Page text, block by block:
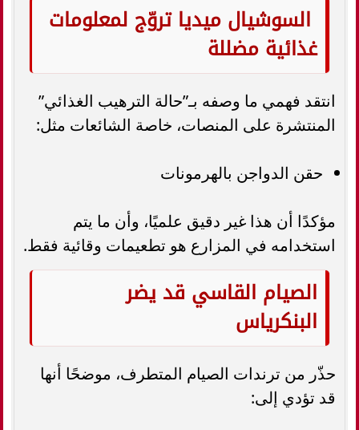
السوشيال ميديا تروّج لمعلومات
غذائية مضللة
انتقد فهمي ما وصفه بـ”حالة الترهيب الغذائي”
المنتشرة على المنصات، خاصة الشائعات مثل:
حقن الدواجن بالهرمونات
مؤكدًا أن هذا غير دقيق علميًا، وأن ما يتم
استخدامه في المزارع هو تطعيمات وقائية فقط.
الصيام القاسي قد يضر
البنكرياس
حذّر من ترندات الصيام المتطرف، موضحًا أنها
قد تؤدي إلى: